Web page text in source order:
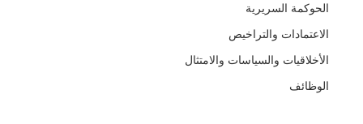
الحوكمة السريرية
الاعتمادات والتراخيص
الأخلاقيات والسياسات والامتثال
الوظائف